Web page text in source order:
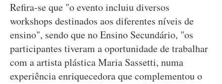
Refira-se que "o evento incluiu diversos
workshops destinados aos diferentes níveis de
ensino", sendo que no Ensino Secundário, "os
participantes tiveram a oportunidade de trabalhar
com a artista plástica Maria Sassetti, numa
experiência enriquecedora que complementou o